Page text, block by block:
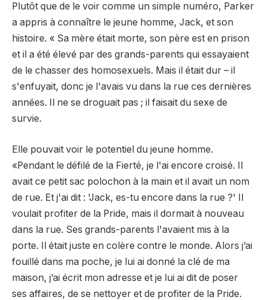
Plutôt que de le voir comme un simple numéro, Parker
a appris à connaître le jeune homme, Jack, et son
histoire. « Sa mère était morte, son père est en prison
et il a été élevé par des grands-parents qui essayaient
de le chasser des homosexuels. Mais il était dur – il
s'enfuyait, donc je l'avais vu dans la rue ces dernières
années. Il ne se droguait pas ; il faisait du sexe de
survie.
Elle pouvait voir le potentiel du jeune homme.
«Pendant le défilé de la Fierté, je l'ai encore croisé. Il
avait ce petit sac polochon à la main et il avait un nom
de rue. Et j'ai dit : 'Jack, es-tu encore dans la rue ?' Il
voulait profiter de la Pride, mais il dormait à nouveau
dans la rue. Ses grands-parents l'avaient mis à la
porte. Il était juste en colère contre le monde. Alors j’ai
fouillé dans ma poche, je lui ai donné la clé de ma
maison, j’ai écrit mon adresse et je lui ai dit de poser
ses affaires, de se nettoyer et de profiter de la Pride.